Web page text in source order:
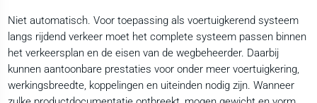
Niet automatisch. Voor toepassing als voertuigkerend systeem
langs rijdend verkeer moet het complete systeem passen binnen
het verkeersplan en de eisen van de wegbeheerder. Daarbij
kunnen aantoonbare prestaties voor onder meer voertuigkering,
werkingsbreedte, koppelingen en uiteinden nodig zijn. Wanneer